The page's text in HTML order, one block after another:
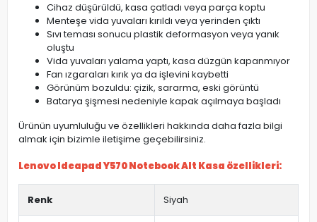
Cihaz düşürüldü, kasa çatladı veya parça koptu
Menteşe vida yuvaları kırıldı veya yerinden çıktı
Sıvı teması sonucu plastik deformasyon veya yanık
oluştu
Vida yuvaları yalama yaptı, kasa düzgün kapanmıyor
Fan ızgaraları kırık ya da işlevini kaybetti
Görünüm bozuldu: çizik, sararma, eski görüntü
Batarya şişmesi nedeniyle kapak açılmaya başladı
Ürünün uyumluluğu ve özellikleri hakkında daha fazla bilgi
almak için bizimle iletişime geçebilirsiniz.
Lenovo Ideapad Y570 Notebook Alt Kasa özellikleri:
Renk Siyah